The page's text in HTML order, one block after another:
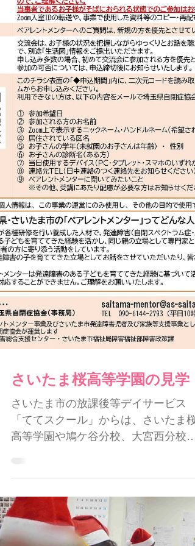
の男子生徒の母親は、高校入試をそう
振り返る。６歳で学習障害（発達性読
み書き障害）と診断された。 公立小学
校では理解が得られず、小１では音読
発表会に出るよう強いられた。 小２の
２学期に「死にたい」と言いだした。
小３から特別支援学級へ移ったが不登
校に。小４になり、デジタル活用や発
達の問題にも関心のある担任に交代し
たことで好転した。 授業支援アプリ
「ロイロノート」など様々な方法を模
索してくれた。テストも音声で受ける
ことができ、小５、小６は、毎日登校
できた。 母親が、地元の国立大学の
研究者を訪ねたのは、息子が小学校高
学年のころ。検査で、読む速度は小１
以下の水準、書き写しにも非常に
さいたま桜高等学園の見学
さいたま市の放課後等デイサービス
「ててスクール」からは、さいたま桜